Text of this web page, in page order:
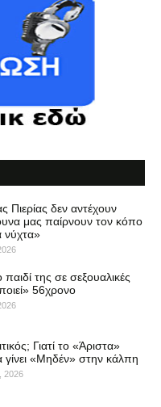
Πιερίας δεν αντέχουν
μας παίρνουν τον κόπο
νύχτα»
της σε σεξουαλικές
56χρονο
Γιατί το «Άριστα»
«Μηδέν» στην κάλπη
2026